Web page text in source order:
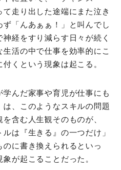
走り出した途端にまた泣き
「んあぁぁ！」と叫んでし
経をすり減らす日々が続く
活の中で仕事を効率的にこ
くという現象は起こる。
んだ家事や育児が仕事にも
、このようなスキルの問題
含む人生観そのものが、
ルは『生きる』の一つだけ」
に書き換えられるといっ
が起こることだった。